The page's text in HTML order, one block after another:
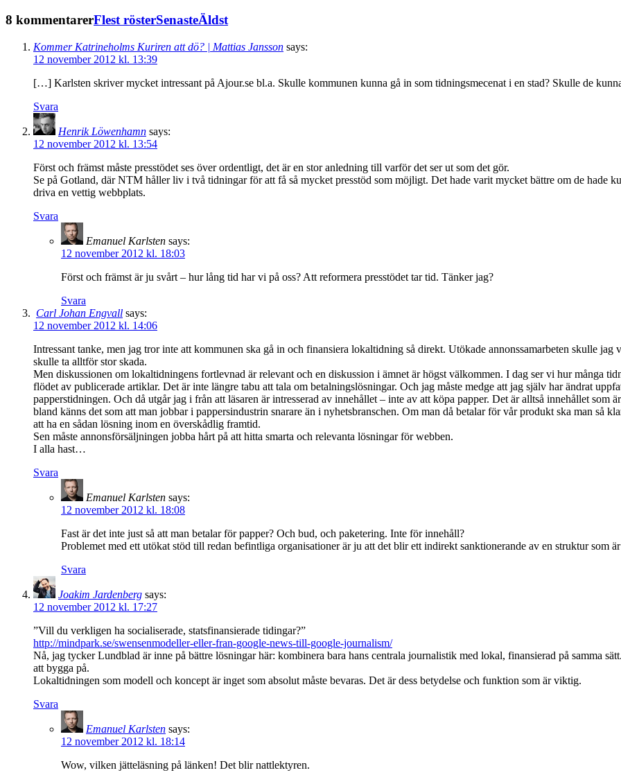
8 kommentarerFlest rösterSenasteÄldst
Kommer Katrineholms Kuriren att dö? | Mattias Jansson says:
12 november 2012 kl. 13:39
[…] Karlsten skriver mycket intressant på Ajour.se bl.a. Skulle kommunen kunna gå in som tidningsmecenat i en stad? Skulle de
Svara
Henrik Löwenhamn says:
12 november 2012 kl. 13:54
Först och främst måste presstödet ses över ordentligt, det är en stor anledning till varför det ser ut som det gör.
Se på Gotland, där NTM håller liv i två tidningar för att få så mycket presstöd som möjligt. Det hade varit mycket bättre om de hade
driva en vettig webbplats.
Svara
Emanuel Karlsten says:
12 november 2012 kl. 18:03
Först och främst är ju svårt – hur lång tid har vi på oss? Att reformera presstödet tar tid. Tänker jag?
Svara
Carl Johan Engvall says:
12 november 2012 kl. 14:06
Intressant tanke, men jag tror inte att kommunen ska gå in och finansiera lokaltidning så direkt. Utökade annonssamarbeten skulle
skulle ta alltför stor skada.
Men diskussionen om lokaltidningens fortlevnad är relevant och en diskussion i ämnet är högst välkommen. I dag ser vi hur många
flödet av publicerade artiklar. Det är inte längre tabu att tala om betalningslösningar. Och jag måste medge att jag själv har ändrat
papperstidningen. Och då utgår jag i från att läsaren är intresserad av innehållet – inte av att köpa papper. Det är alltså innehållet
bland känns det som att man jobbar i pappersindustrin snarare än i nyhetsbranschen. Om man då betalar för vår produkt ska man så
att ha en sådan lösning inom en överskådlig framtid.
Sen måste annonsförsäljningen jobba hårt på att hitta smarta och relevanta lösningar för webben.
I alla hast…
Svara
Emanuel Karlsten says:
12 november 2012 kl. 18:08
Fast är det inte just så att man betalar för papper? Och bud, och paketering. Inte för innehåll?
Problemet med ett utökat stöd till redan befintliga organisationer är ju att det blir ett indirekt sanktionerande av en struktur som
Svara
Joakim Jardenberg says:
12 november 2012 kl. 17:27
”Vill du verkligen ha socialiserade, statsfinansierade tidingar?”
http://mindpark.se/swensenmodeller-eller-fran-google-news-till-google-journalism/
Nå, jag tycker Lundblad är inne på bättre lösningar här: kombinera bara hans centrala journalistik med lokal, finansierad på samma
att bygga på.
Lokaltidningen som modell och koncept är inget som absolut måste bevaras. Det är dess betydelse och funktion som är viktig.
Svara
Emanuel Karlsten says:
12 november 2012 kl. 18:14
Wow, vilken jätteläsning på länken! Det blir nattlektyren.